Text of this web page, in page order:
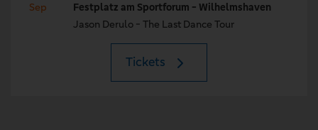
Sep
Festplatz am Sportforum - Wilhelmshaven
Jason Derulo - The Last Dance Tour
Tickets